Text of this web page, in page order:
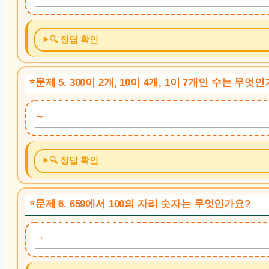
🔍 정답 확인
문제 5. 300이 2개, 10이 4개, 1이 7개인 수는 무엇인
🔍 정답 확인
문제 6. 659에서 100의 자리 숫자는 무엇인가요?